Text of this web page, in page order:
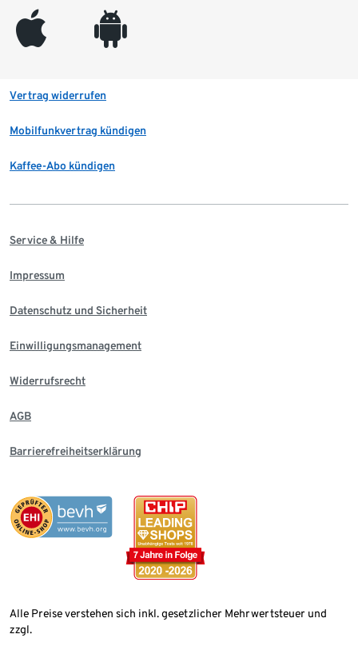
appleinc android
Vertrag widerrufen
Mobilfunkvertrag kündigen
Kaffee-Abo kündigen
Service & Hilfe
Impressum
Datenschutz und Sicherheit
Einwilligungsmanagement
Widerrufsrecht
AGB
Barrierefreiheitserklärung
Alle Preise verstehen sich inkl. gesetzlicher Mehrwertsteuer und
zzgl.